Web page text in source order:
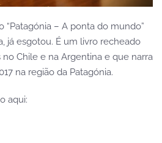
“Patagónia – A ponta do mundo”
já esgotou. É um livro recheado
Chile e na Argentina e que narra
na região da Patagónia.
aqui: